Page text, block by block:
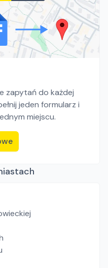
zapytań do każdej
jeden formularz i
miejscu.